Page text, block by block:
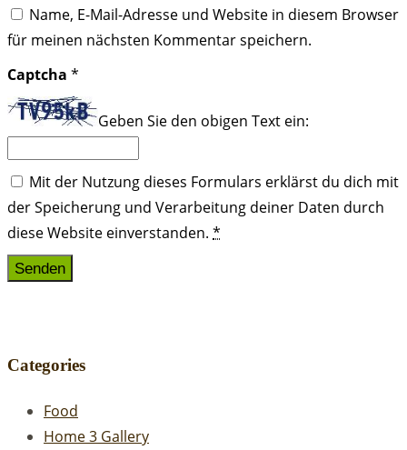
Name, E-Mail-Adresse und Website in diesem Browser
für meinen nächsten Kommentar speichern.
Captcha *
Geben Sie den obigen Text ein:
Mit der Nutzung dieses Formulars erklärst du dich mit
der Speicherung und Verarbeitung deiner Daten durch
diese Website einverstanden. *
Categories
Food
Home 3 Gallery